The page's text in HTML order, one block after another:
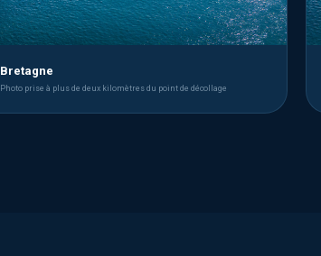
Bretagne
Photo prise à plus de deux kilomètres du point de décollage